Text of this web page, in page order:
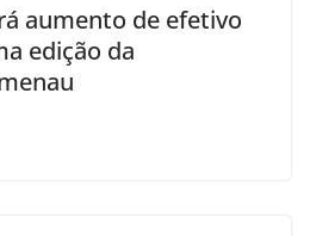
aumento de efetivo
edição da